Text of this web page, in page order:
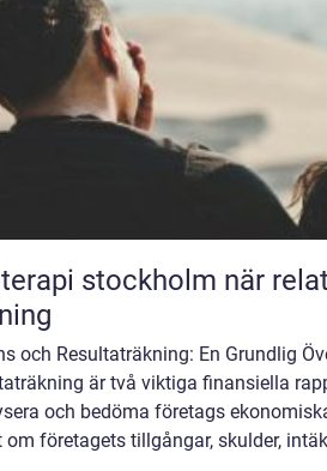
stockholm när relationer behöver ny
och Resultaträkning: En Grundlig
är två viktiga finansiella
och bedöma företags
om företagets tillgångar, skulder,